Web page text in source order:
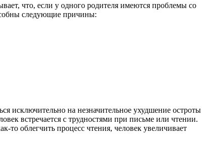
что, если у одного родителя имеются проблемы со
следующие причины:
исключительно на незначительное ухудшение остроты
встречается с трудностями при письме или чтении.
то облегчить процесс чтения, человек увеличивает